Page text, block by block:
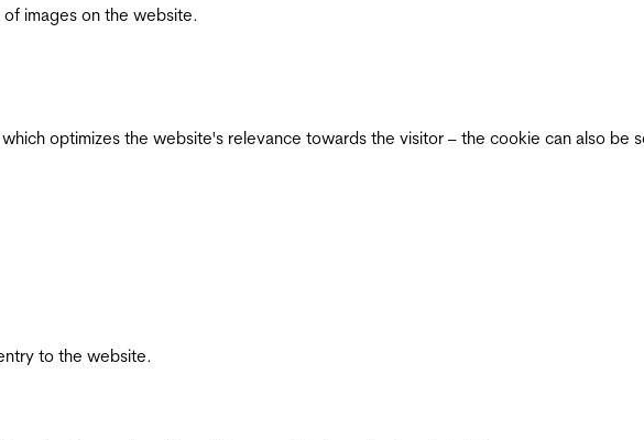
images on the website.
optimizes the website's relevance towards the visitor – the cookie can also be
to the website.